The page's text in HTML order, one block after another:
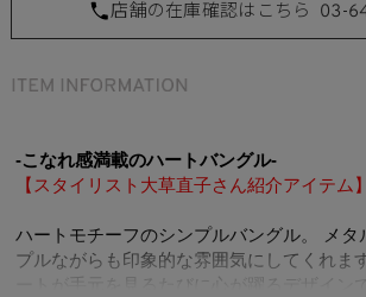
店舗の在庫確認はこちら 03-
-こなれ感満載のハートバングル-
【スタイリスト大草直子さん紹介アイテム】
ハートモチーフのシンプルバングル。 メタ
プルながらも印象的な雰囲気にしてくれま
ートが手元を見るたびに心が躍るデザイン